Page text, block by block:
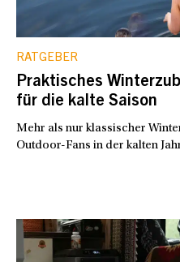
RATGEBER
Praktisches
für die kalte Saison
Mehr als nur klassischer
Outdoor-Fans in der kalten